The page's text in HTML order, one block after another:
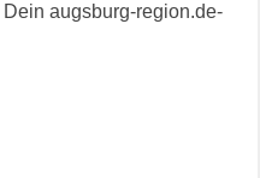
augsburg-region.de-